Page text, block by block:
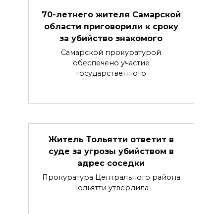
70-летнего жителя Самарской
области приговорили к сроку
за убийство знакомого
Самарской прокуратурой
обеспечено участие
государственного
Житель Тольятти ответит в
суде за угрозы убийством в
адрес соседки
Прокуратура Центрального района
Тольятти утвердила